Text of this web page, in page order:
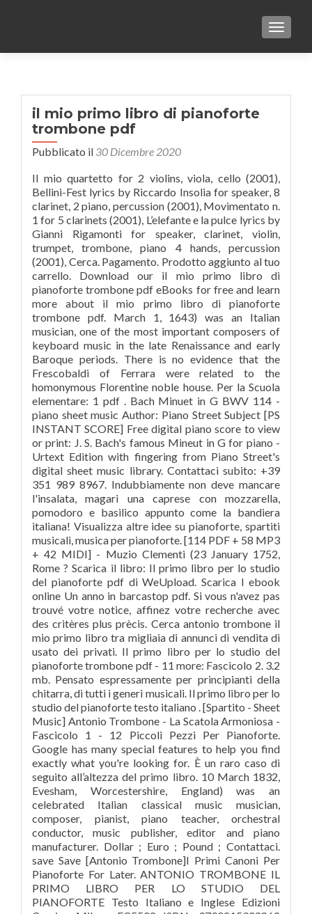
il mio primo libro di pianoforte
trombone pdf
Pubblicato il 30 Dicembre 2020
Il mio quartetto for 2 violins, viola, cello (2001),
Bellini-Fest lyrics by Riccardo Insolia for speaker, 8
clarinet, 2 piano, percussion (2001), Movimentato n.
1 for 5 clarinets (2001), L’elefante e la pulce lyrics by
Gianni Rigamonti for speaker, clarinet, violin,
trumpet, trombone, piano 4 hands, percussion
(2001), Cerca. Pagamento. Prodotto aggiunto al tuo
carrello. Download our il mio primo libro di
pianoforte trombone pdf eBooks for free and learn
more about il mio primo libro di pianoforte
trombone pdf. March 1, 1643) was an Italian
musician, one of the most important composers of
keyboard music in the late Renaissance and early
Baroque periods. There is no evidence that the
Frescobaldi of Ferrara were related to the
homonymous Florentine noble house. Per la Scuola
elementare: 1 pdf . Bach Minuet in G BWV 114 -
piano sheet music Author: Piano Street Subject [PS
INSTANT SCORE] Free digital piano score to view
or print: J. S. Bach's famous Mineut in G for piano -
Urtext Edition with fingering from Piano Street's
digital sheet music library. Contattaci subito: +39
351 989 8967. Indubbiamente non deve mancare
l'insalata, magari una caprese con mozzarella,
pomodoro e basilico appunto come la bandiera
italiana! Visualizza altre idee su pianoforte, spartiti
musicali, musica per pianoforte. [114 PDF + 58 MP3
+ 42 MIDI] - Muzio Clementi (23 January 1752,
Rome ? Scarica il libro: Il primo libro per lo studio
del pianoforte pdf di WeUpload. Scarica l ebook
online Un anno in barcastop pdf. Si vous n'avez pas
trouvé votre notice, affinez votre recherche avec
des critères plus prècis. Cerca antonio trombone il
mio primo libro tra migliaia di annunci di vendita di
usato dei privati. Il primo libro per lo studio del
pianoforte trombone pdf - 11 more: Fascicolo 2. 3.2
mb. Pensato espressamente per principianti della
chitarra, di tutti i generi musicali. Il primo libro per lo
studio del pianoforte testo italiano . [Spartito - Sheet
Music] Antonio Trombone - La Scatola Armoniosa -
Fascicolo 1 - 12 Piccoli Pezzi Per Pianoforte.
Google has many special features to help you find
exactly what you're looking for. È un raro caso di
seguito all’altezza del primo libro. 10 March 1832,
Evesham, Worcestershire, England) was an
celebrated Italian classical music musician,
composer, pianist, piano teacher, orchestral
conductor, music publisher, editor and piano
manufacturer. Dollar ; Euro ; Pound ; Contattaci.
save Save [Antonio Trombone]I Primi Canoni Per
Pianoforte For Later. ANTONIO TROMBONE IL
PRIMO LIBRO PER LO STUDIO DEL
PIANOFORTE Testo Italiano e Inglese Edizioni